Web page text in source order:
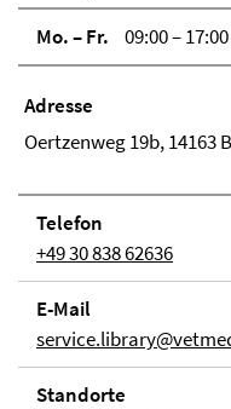
Mo. – Fr.
09:00 –
Adresse
Oertzenweg 19b, 14163
Telefon
+49 30 838 62636
E-Mail
Stand­orte